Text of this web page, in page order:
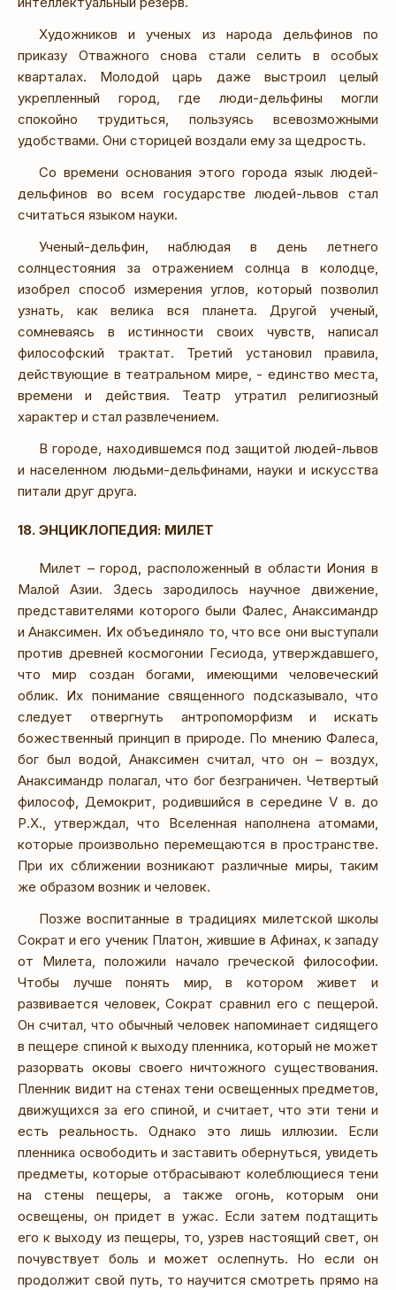
Художников и ученых из народа дельфинов по
приказу Отважного снова стали селить в особых
кварталах. Молодой царь даже выстроил целый
укрепленный город, где люди-дельфины могли
спокойно трудиться, пользуясь всевозможными
удобствами. Они сторицей воздали ему за щедрость.
Со времени основания этого города язык людей-
дельфинов во всем государстве людей-львов стал
считаться языком науки.
Ученый-дельфин, наблюдая в день летнего
солнцестояния за отражением солнца в колодце,
изобрел способ измерения углов, который позволил
узнать, как велика вся планета. Другой ученый,
сомневаясь в истинности своих чувств, написал
философский трактат. Третий установил правила,
действующие в театральном мире, - единство места,
времени и действия. Театр утратил религиозный
характер и стал развлечением.
В городе, находившемся под защитой людей-львов
и населенном людьми-дельфинами, науки и искусства
питали друг друга.
18. ЭНЦИКЛОПЕДИЯ: МИЛЕТ
Милет – город, расположенный в области Иония в
Малой Азии. Здесь зародилось научное движение,
представителями которого были Фалес, Анаксимандр
и Анаксимен. Их объединяло то, что все они выступали
против древней космогонии Гесиода, утверждавшего,
что мир создан богами, имеющими человеческий
облик. Их понимание священного подсказывало, что
следует отвергнуть антропоморфизм и искать
божественный принцип в природе. По мнению Фалеса,
бог был водой, Анаксимен считал, что он – воздух,
Анаксимандр полагал, что бог безграничен. Четвертый
философ, Демокрит, родившийся в середине V в. до
Р.Х., утверждал, что Вселенная наполнена атомами,
которые произвольно перемещаются в пространстве.
При их сближении возникают различные миры, таким
же образом возник и человек.
Позже воспитанные в традициях милетской школы
Сократ и его ученик Платон, жившие в Афинах, к западу
от Милета, положили начало греческой философии.
Чтобы лучше понять мир, в котором живет и
развивается человек, Сократ сравнил его с пещерой.
Он считал, что обычный человек напоминает сидящего
в пещере спиной к выходу пленника, который не может
разорвать оковы своего ничтожного существования.
Пленник видит на стенах тени освещенных предметов,
движущихся за его спиной, и считает, что эти тени и
есть реальность. Однако это лишь иллюзии. Если
пленника освободить и заставить обернуться, увидеть
предметы, которые отбрасывают колеблющиеся тени
на стены пещеры, а также огонь, которым они
освещены, он придет в ужас. Если затем подтащить
его к выходу из пещеры, то, узрев настоящий свет, он
почувствует боль и может ослепнуть. Но если он
продолжит свой путь, то научится смотреть прямо на